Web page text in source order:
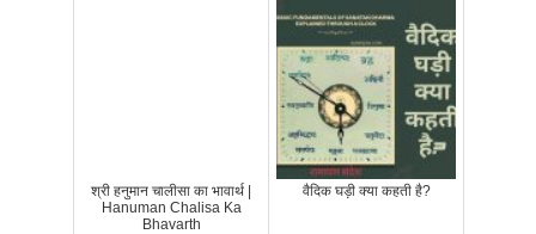
श्री हनुमान चालीसा का भावार्थ |
Hanuman Chalisa Ka
Bhavarth
वैदिक घड़ी क्या कहती है?